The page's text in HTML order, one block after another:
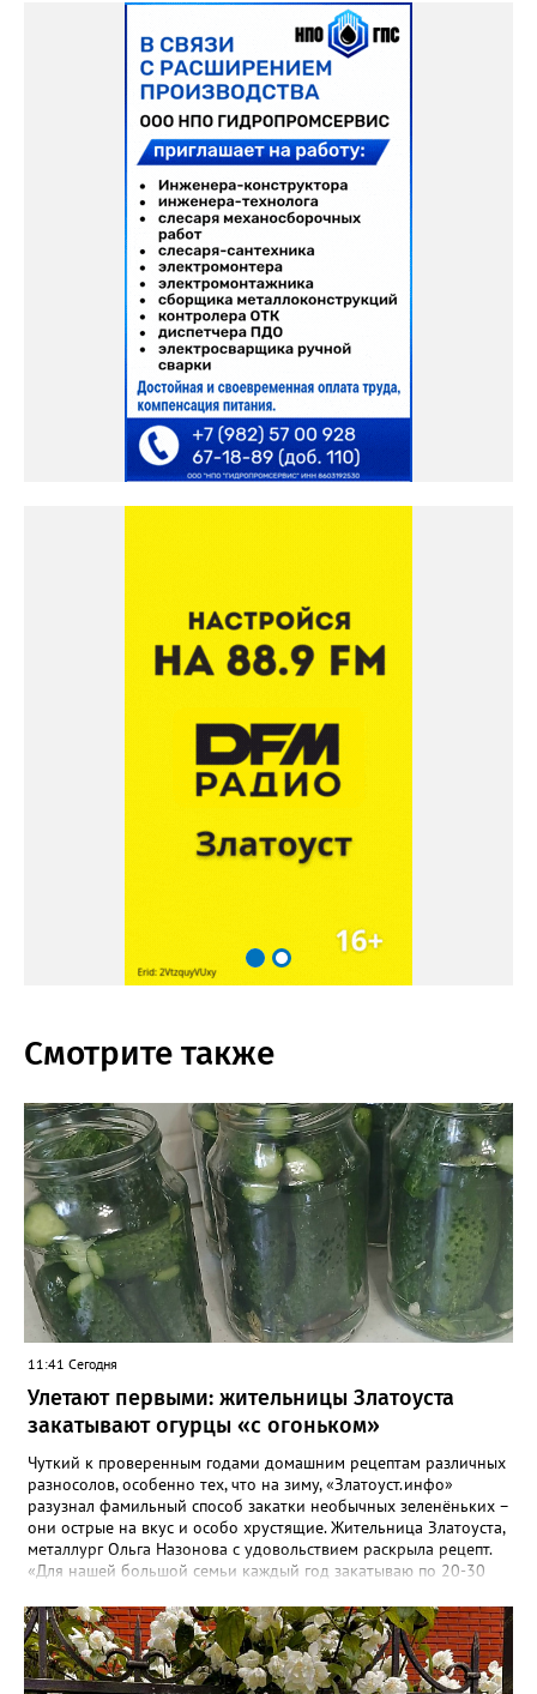
Смотрите также
11:41 Сегодня
Улетают первыми: жительницы Златоуста
закатывают огурцы «с огоньком»
Чуткий к проверенным годами домашним рецептам различных
разносолов, особенно тех, что на зиму, «Златоуст.инфо»
разузнал фамильный способ закатки необычных зеленёньких –
они острые на вкус и особо хрустящие. Жительница Златоуста,
металлург Ольга Назонова с удовольствием раскрыла рецепт.
«Для нашей большой семьи каждый год закатываю по 20-30
улетают со стола первыми, а гости неизменно просят рецепт, -
отметила Ольга. – Несмотря на это неласковое лето, парники
уже полны огурцов. Запаситесь любым недорогим острым
кетчупом и попробуйте наш семейный рецепт. Дети называют